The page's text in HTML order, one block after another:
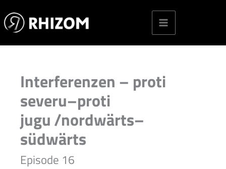
to
content
Interferenzen – proti
severu–proti
jugu /nordwärts–
südwärts
Episode 16